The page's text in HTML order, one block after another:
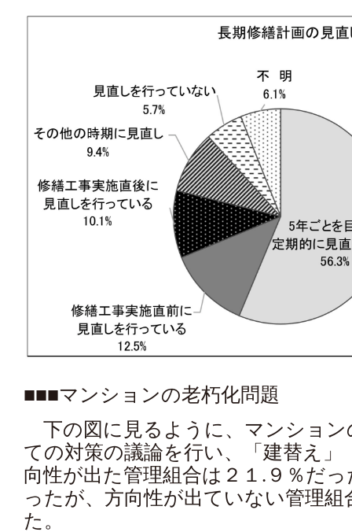
■■■マンションの老朽化問題
下の図に見るように、マンション
ての対策の議論を行い、「建替え」
向性が出た管理組合は２１.９％だ
ったが、方向性が出ていない管理組
た。